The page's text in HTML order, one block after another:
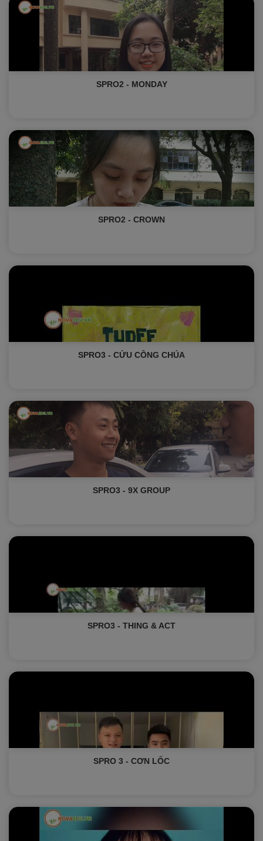
SPRO2 - MONDAY
SPRO2 - CROWN
SPRO3 - CỬU CÔNG CHÚA
SPRO3 - 9X GROUP
SPRO3 - THING & ACT
SPRO 3 - CƠN LỐC